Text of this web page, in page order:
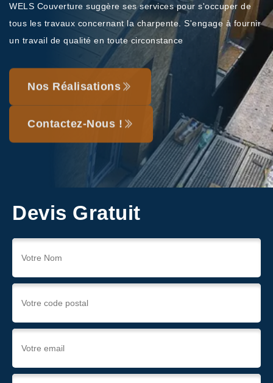
WELS Couverture suggère ses services pour s'occuper de
tous les travaux concernant la charpente. S'engage à fournir
un travail de qualité en toute circonstance
Nos Réalisations
Contactez-Nous !
Devis Gratuit